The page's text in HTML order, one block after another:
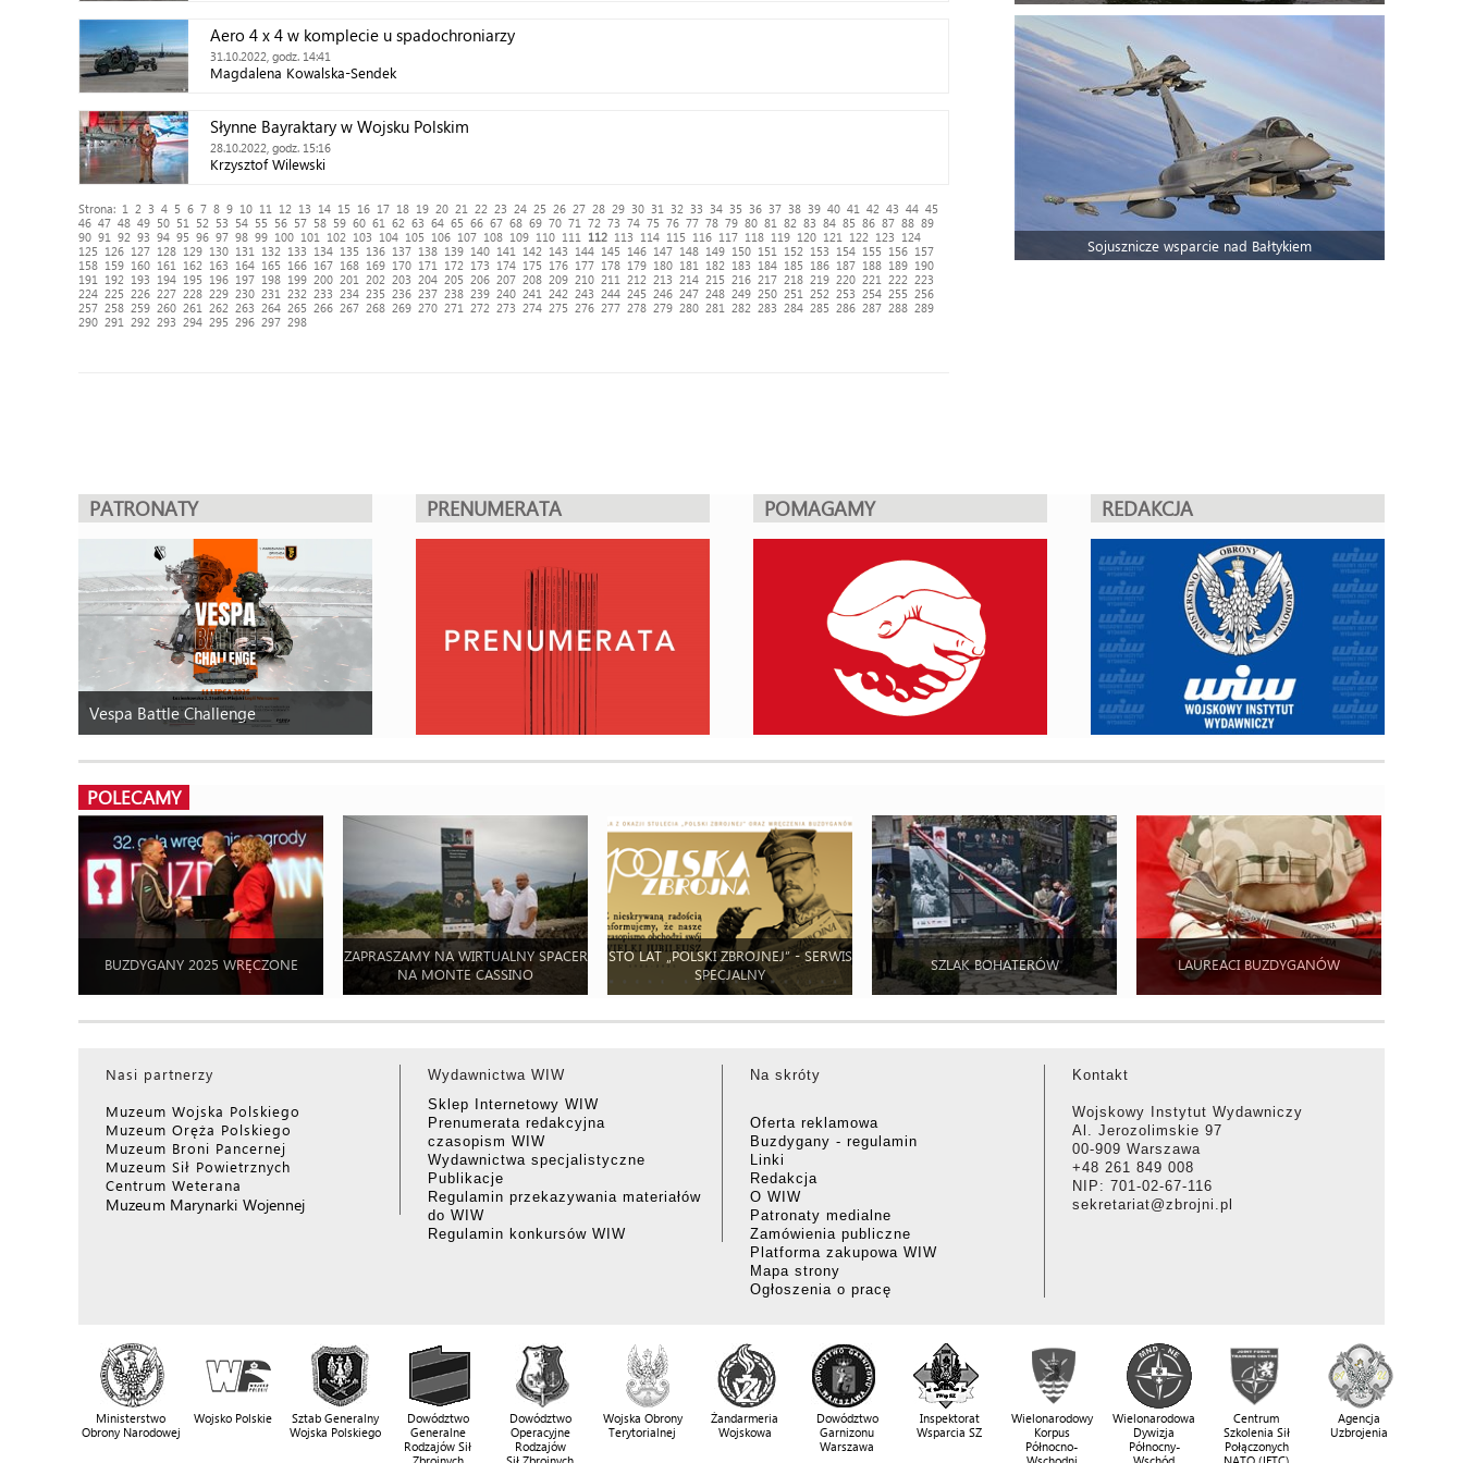
Aero 4 x 4 w komplecie u spadochroniarzy
31.10.2022, godz. 14:41
Magdalena Kowalska-Sendek
Słynne Bayraktary w Wojsku Polskim
28.10.2022, godz. 15:16
Krzysztof Wilewski
Strona: 1 2 3 4 5 6 7 8 9 10 11 12 13 14 15 16 17 18 19 20 21 22 23 24 25 26 27 28 29 30 31 32 33 34 35 36 37 38 39 40 41 42 43 44 45
46 47 48 49 50 51 52 53 54 55 56 57 58 59 60 61 62 63 64 65 66 67 68 69 70 71 72 73 74 75 76 77 78 79 80 81 82 83 84 85 86 87 88 89
90 91 92 93 94 95 96 97 98 99 100 101 102 103 104 105 106 107 108 109 110 111 112 113 114 115 116 117 118 119 120 121 122 123
124
125
126 127 128 129 130 131 132 133 134 135 136 137 138 139 140 141 142 143 144 145 146 147 148 149 150 151 152 153 154 155 156 157
158 159 160 161 162 163 164 165 166 167 168 169 170 171 172 173 174 175 176 177 178 179 180 181 182 183 184 185 186 187 188 189 190
191
192 193 194 195 196 197 198 199 200 201 202 203 204 205 206 207 208 209 210 211 212 213 214 215 216 217 218 219 220 221 222
223
224 225 226 227 228 229 230 231 232 233 234 235 236 237 238 239 240 241 242 243 244 245 246 247 248 249 250 251 252 253 254 255
256
257 258 259 260 261 262 263 264 265 266 267 268 269 270 271 272 273 274 275 276 277 278 279 280 281 282 283 284 285 286 287 288 289
290 291 292 293 294 295 296 297 298
Sojusznicze wsparcie nad Bałtykiem
PATRONATY
Vespa Battle Challenge
PRENUMERATA POMAGAMY REDAKCJA
POLECAMY
BUZDYGANY 2025 WRĘCZONE
ZAPRASZAMY NA WIRTUALNY SPACER
NA MONTE CASSINO
STO LAT „POLSKI ZBROJNEJ” - SERWIS
SPECJALNY
SZLAK BOHATERÓW LAUREACI BUZDYGANÓW
Nasi partnerzy
Muzeum Wojska Polskiego
Muzeum Oręża Polskiego
Muzeum Broni Pancernej
Muzeum Sił Powietrznych
Centrum Weterana
Muzeum Marynarki Wojennej
Wydawnictwa WIW
Sklep Internetowy WIW
Prenumerata redakcyjna
czasopism WIW
Wydawnictwa specjalistyczne
Publikacje
Regulamin przekazywania materiałów
do WIW
Regulamin konkursów WIW
Na skróty
Oferta reklamowa
Buzdygany - regulamin
Linki
Redakcja
O WIW
Patronaty medialne
Zamówienia publiczne
Platforma zakupowa WIW
Mapa strony
Ogłoszenia o pracę
Kontakt
Wojskowy Instytut Wydawniczy
Al. Jerozolimskie 97
00-909 Warszawa
+48 261 849 008
NIP: 701-02-67-116
sekretariat@zbrojni.pl
Ministerstwo
Obrony Narodowej
Wojsko Polskie
Sztab Generalny
Wojska Polskiego
Dowództwo
Generalne
Rodzajów Sił
Dowództwo
Operacyjne
Rodzajów
Wojska Obrony
Terytorialnej
Żandarmeria
Wojskowa
Dowództwo
Garnizonu
Warszawa
Inspektorat
Wsparcia SZ
Wielonarodowy
Korpus
Północno-
Wielonarodowa
Dywizja
Północny-
Centrum
Szkolenia Sił
Połączonych
Agencja
Uzbrojenia